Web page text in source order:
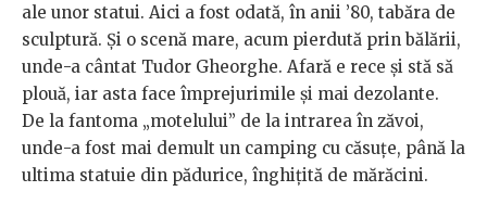
ale unor statui. Aici a fost odată, în anii ’80, tabăra de
sculptură. Și o scenă mare, acum pierdută prin bălării,
unde-a cântat Tudor Gheorghe. Afară e rece și stă să
plouă, iar asta face împrejurimile și mai dezolante.
De la fantoma „motelului” de la intrarea în zăvoi,
unde-a fost mai demult un camping cu căsuţe, până la
ultima statuie din pădurice, înghițită de mărăcini.